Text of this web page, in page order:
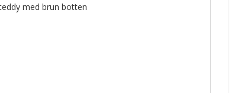
med brun botten